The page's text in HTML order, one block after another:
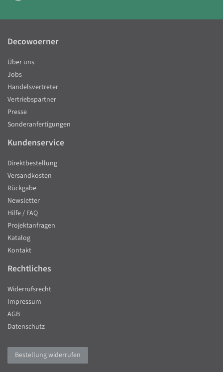
Decowoerner
Über uns
Jobs
Handelsvertreter
Vertriebspartner
Presse
Sonderanfertigungen
Kundenservice
Direktbestellung
Versandkosten
Rückgabe
Newsletter
Hilfe / FAQ
Projektanfragen
Katalog
Kontakt
Rechtliches
Widerrufsrecht
Impressum
AGB
Datenschutz
Bestellung widerrufen